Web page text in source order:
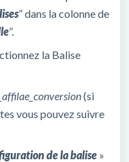
” dans la colonne de
”.
la Balise
(si
vous pouvez suivre
de la balise »